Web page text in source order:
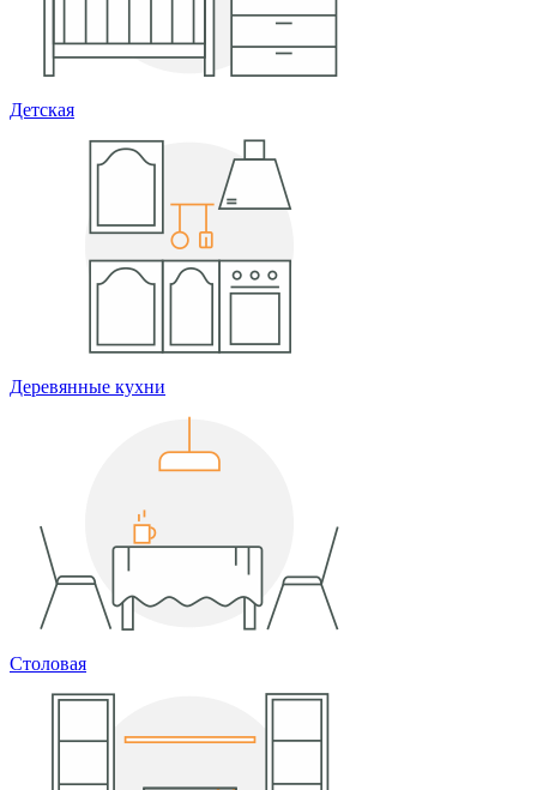
Детская
Деревянные кухни
Столовая